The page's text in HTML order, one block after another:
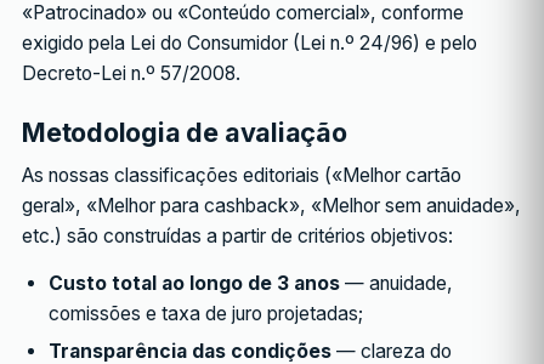
«Patrocinado» ou «Conteúdo comercial», conforme
exigido pela Lei do Consumidor (Lei n.º 24/96) e pelo
Decreto-Lei n.º 57/2008.
Metodologia de avaliação
As nossas classificações editoriais («Melhor cartão
geral», «Melhor para cashback», «Melhor sem anuidade»,
etc.) são construídas a partir de critérios objetivos:
Custo total ao longo de 3 anos — anuidade,
comissões e taxa de juro projetadas;
Transparência das condições — clareza do